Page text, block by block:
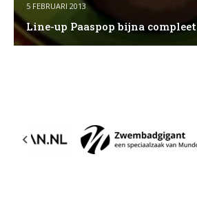
5 FEBRUARI 2013
Line-up Paaspop bijna compleet